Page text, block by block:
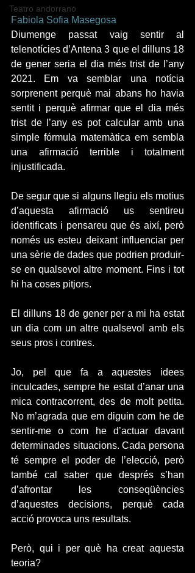
Teatro andorrano
Fabiola Sofia Masegosa
Diumenge passat vaig sentir al
telenotícies d’Antena 3 que el dilluns 18
de gener seria el dia més trist de l’any
2021. Em va semblar una notícia
sorprenent perquè mai abans ho havia
sentit i perquè afirmar que el dia més
trist de l’any es pot calcular amb una
simple fórmula matemàtica em sembla
una afirmació terrible i totalment
injustificada.
De segur que si alguns llegiu els motius
d’aquesta afirmació us sentireu
identificats i pensareu que és així, però
només us esteu deixant influenciar per
una sèrie de dades que podrien produir-
se en qualsevol altre moment. Fins i tot
hi ha coses pitjors.
El dilluns 18 de gener per a mi ha estat
un dia com un altre qualsevol amb els
seus pros i contres.
Jo, pel que fa a aquestes idees
inculcades, sempre he estat d’anar una
mica contracorrent, des de molt petita.
No m’agrada que em diguin com he de
sentir-me o com he d’actuar davant
determinades situacions. Cada persona
té sempre el poder de l’elecció, però
també cal saber que després s’han
d’afrontar les conseqüències
d’aquestes decisions, perquè cada
acció provoca uns resultats.
Però, qui i per què ha creat aquesta
teoria?